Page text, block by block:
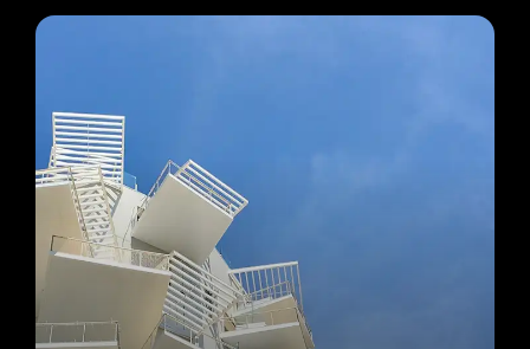
Instagram
Facebook
Linkedin